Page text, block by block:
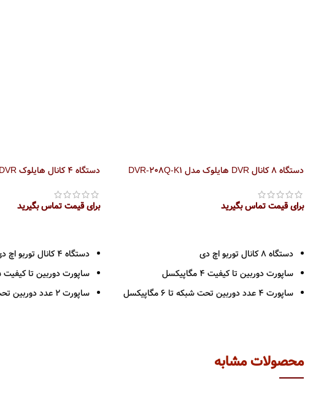
دستگاه 8 کانال DVR هایلوک مدل DVR-208Q-K1
برای قیمت تماس بگیرید
دستگاه 8 کانال توربو اچ دی
ساپورت دوربین تا کیفیت 4 مگاپیکسل
ساپورت 4 عدد دوربین تحت شبکه تا 6 مگاپیکسل
فرمت ضبط H265 PRO +
پشتیانی از 1 عدد هارد دیسک حداکثر 10 ترابایت
دستگاه 4 کانال هایلوک DVR مدل DVR-204U-F1
برای قیمت تماس بگیرید
دستگاه 4 کانال توربو اچ دی
ساپورت دوربین تا کیفیت 5 مگاپیکسل
ساپورت 2 عدد دوربین تحت شبکه تا 6 مگاپیکسل
محصولات مشابه